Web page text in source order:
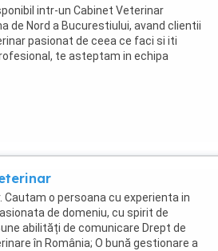
intr-un Cabinet Veterinar
de Nord a Bucurestiului, avand clientii
pasionat de ceea ce faci si iti
te asteptam in echipa
o persoana cu experienta in
de domeniu, cu spirit de
abilități de comunicare Drept de
în România; O bună gestionare a